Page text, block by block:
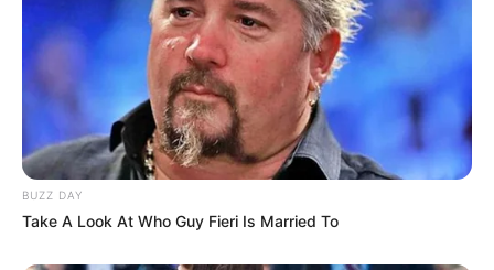
8 Kata Lucu Seputar Malam
Minggu ala Jomblo yang Bikin
BUZZ DAY
Take A Look At Who Guy Fieri Is Married To